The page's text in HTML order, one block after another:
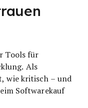
Tools für
Als
wie kritisch – und
Softwarekauf